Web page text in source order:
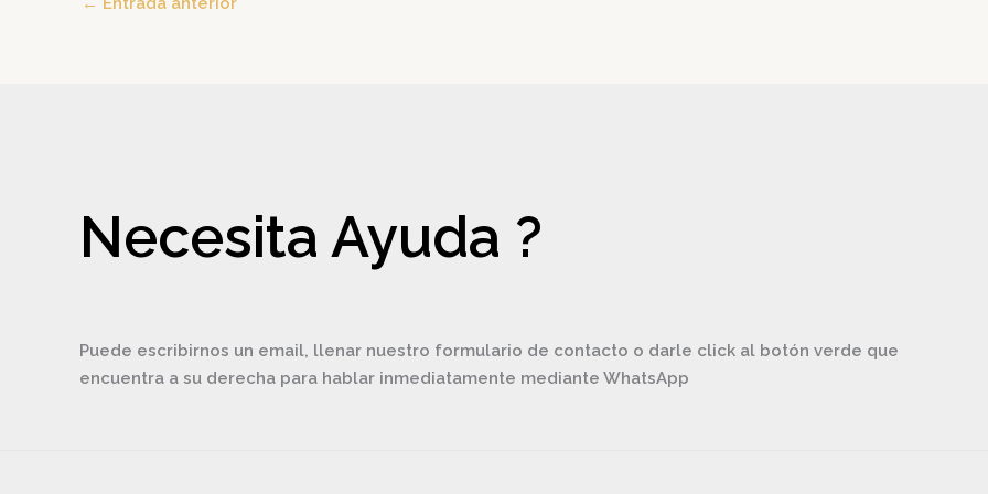
Necesita Ayuda ?
Puede escribirnos un email, llenar nuestro formulario de contacto o darle click al botón verde que
encuentra a su derecha para hablar inmediatamente mediante WhatsApp